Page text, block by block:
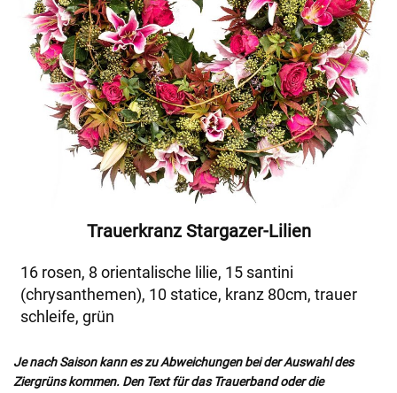
Trauerkranz Stargazer-Lilien
16 rosen, 8 orientalische lilie, 15 santini
(chrysanthemen), 10 statice, kranz 80cm, trauer
schleife, grün
Je nach Saison kann es zu Abweichungen bei der Auswahl des
Ziergrüns kommen. Den Text für das Trauerband oder die